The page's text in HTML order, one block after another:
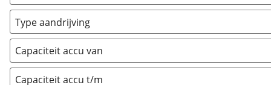
Bagagedrager (0)
Frame (0 )
Vloer (0
Achterbank (0)
Kofferbak (0)
Type aandrijving
Achterwiel (0)
Trapas
Voorwiel
Capaciteit accu van
Capaciteit accu t/m